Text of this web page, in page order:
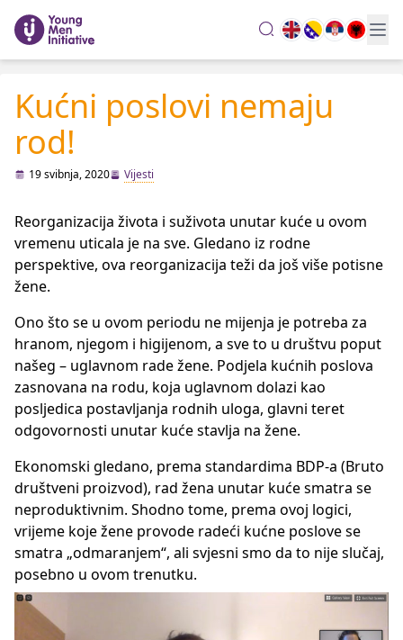
search
Kućni poslovi nemaju
rod!
19 svibnja, 2020 Vijesti
Reorganizacija života i suživota unutar kuće u ovom
vremenu uticala je na sve. Gledano iz rodne
perspektive, ova reorganizacija teži da još više potisne
žene.
Ono što se u ovom periodu ne mijenja je potreba za
hranom, njegom i higijenom, a sve to u društvu poput
našeg – uglavnom rade žene. Podjela kućnih poslova
zasnovana na rodu, koja uglavnom dolazi kao
posljedica postavljanja rodnih uloga, glavni teret
odgovornosti unutar kuće stavlja na žene.
Ekonomski gledano, prema standardima BDP-a (Bruto
društveni proizvod), rad žena unutar kuće smatra se
neproduktivnim. Shodno tome, prema ovoj logici,
vrijeme koje žene provode radeći kućne poslove se
smatra „odmaranjem“, ali svjesni smo da to nije slučaj,
posebno u ovom trenutku.